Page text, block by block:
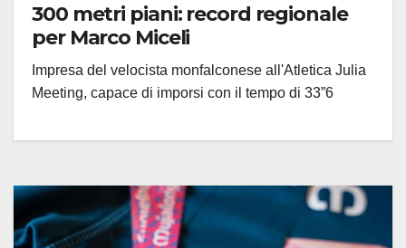
300 metri piani: record regionale
per Marco Miceli
Impresa del velocista monfalconese all'Atletica Julia
Meeting, capace di imporsi con il tempo di 33”6